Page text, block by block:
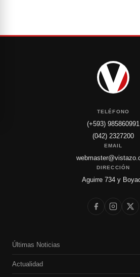
TELÉFONO
(+593) 985860991
(042) 2327200
EMAIL
DIRECCIÓN
Aguirre 734 y
Últimas Noticias
Actualidad